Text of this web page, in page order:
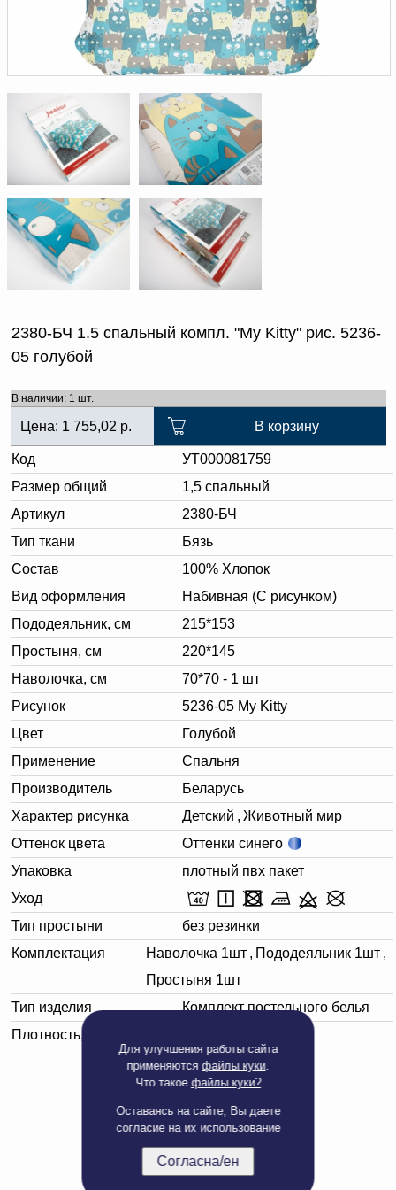
Для улучшения работы сайта
применяютсяфайлы куки.
Что такое файлы куки?
Оставаясь на сайте, Вы даете
согласие на их использование
Согласна/ен
Доверенность на
получение груза
Документы по работе с
персональными данными
Письмо руководителю
Вопросы и ответы
Новости | Статьи
2380-БЧ 1.5 спальный компл. "My Kitty" рис. 5236-
05 голубой
В наличии: 1 шт.
Цена: 1 755,02 р. В корзину
Код
УТ000081759
Размер общий
1,5 спальный
Артикул
2380-БЧ
Тип ткани
Бязь
Состав
100% Хлопок
Вид оформления
Набивная (С рисунком)
Пододеяльник, см
215*153
Простыня, см
220*145
Наволочка, см
70*70 - 1 шт
Рисунок
5236-05 My Kitty
Цвет
Голубой
Применение
Спальня
Производитель
Беларусь
Характер рисунка
Детский , Животный мир
Оттенок цвета
Оттенки синего
Упаковка
плотный пвх пакет
Уход
Тип простыни
без резинки
Комплектация
Наволочка 1шт , Пододеяльник 1шт ,
Простыня 1шт
Тип изделия
Комплект постельного белья
Плотность, г/м²
Полная версия сайта